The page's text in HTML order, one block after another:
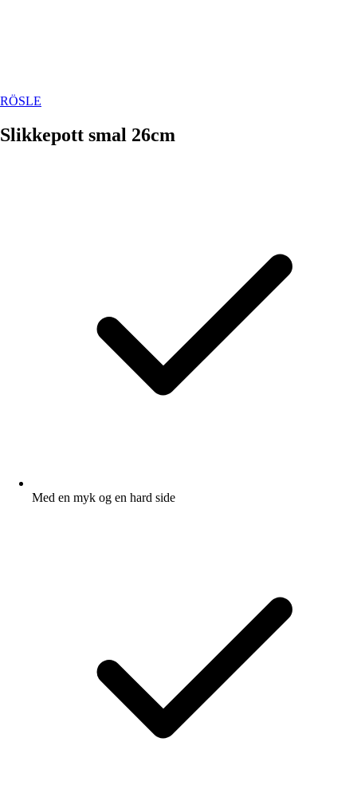
RÖSLE
Slikkepott smal 26cm
Med en myk og en hard side